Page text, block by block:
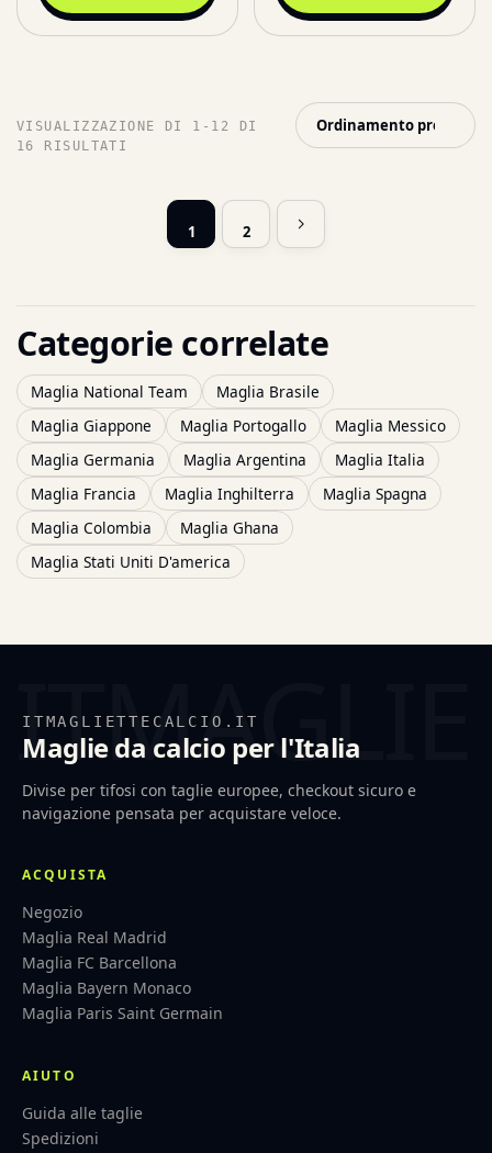
VISUALIZZAZIONE DI 1-12 DI
16 RISULTATI
1 2
Categorie correlate
Maglia National Team
Maglia Brasile
Maglia Giappone
Maglia Portogallo
Maglia Messico
Maglia Germania
Maglia Argentina
Maglia Italia
Maglia Francia
Maglia Inghilterra
Maglia Spagna
Maglia Colombia
Maglia Ghana
Maglia Stati Uniti D'america
ITMAGLIETTECALCIO.IT
Maglie da calcio per l'Italia
Divise per tifosi con taglie europee, checkout sicuro e
navigazione pensata per acquistare veloce.
ACQUISTA
Negozio
Maglia Real Madrid
Maglia FC Barcellona
Maglia Bayern Monaco
Maglia Paris Saint Germain
AIUTO
Guida alle taglie
Spedizioni